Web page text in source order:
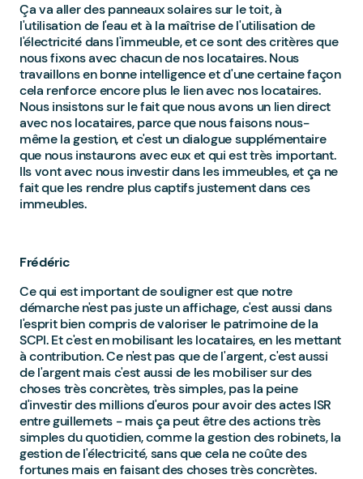
Ça va aller des panneaux solaires sur le toit, à
l'utilisation de l'eau et à la maîtrise de l'utilisation de
l'électricité dans l'immeuble, et ce sont des critères que
nous fixons avec chacun de nos locataires. Nous
travaillons en bonne intelligence et d'une certaine façon
cela renforce encore plus le lien avec nos locataires.
Nous insistons sur le fait que nous avons un lien direct
avec nos locataires, parce que nous faisons nous-
même la gestion, et c'est un dialogue supplémentaire
que nous instaurons avec eux et qui est très important.
Ils vont avec nous investir dans les immeubles, et ça ne
fait que les rendre plus captifs justement dans ces
immeubles.
Frédéric
Ce qui est important de souligner est que notre
démarche n'est pas juste un affichage, c'est aussi dans
l'esprit bien compris de valoriser le patrimoine de la
SCPI. Et c'est en mobilisant les locataires, en les mettant
à contribution. Ce n'est pas que de l'argent, c'est aussi
de l'argent mais c'est aussi de les mobiliser sur des
choses très concrètes, très simples, pas la peine
d'investir des millions d'euros pour avoir des actes ISR
entre guillemets - mais ça peut être des actions très
simples du quotidien, comme la gestion des robinets, la
gestion de l'électricité, sans que cela ne coûte des
fortunes mais en faisant des choses très concrètes.